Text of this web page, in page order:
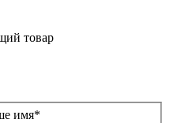
товар
имя*